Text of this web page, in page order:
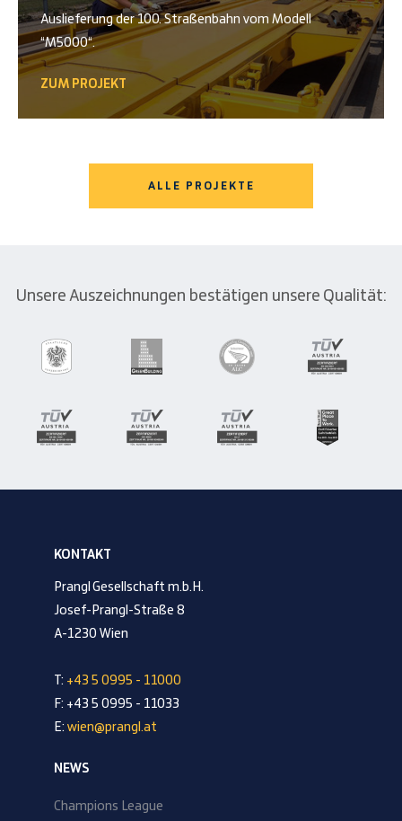
Auslieferung der 100. Straßenbahn vom Modell
“M5000“.
ZUM PROJEKT
ALLE PROJEKTE
Unsere Auszeichnungen bestätigen unsere Qualität:
KONTAKT
Prangl Gesellschaft m.b.H.
Josef-Prangl-Straße 8
A-1230 Wien
T: +43 5 0995 - 11000
F: +43 5 0995 - 11033
E: wien@prangl.at
NEWS
Champions League